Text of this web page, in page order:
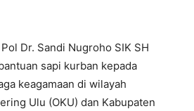
Dr. Sandi Nugroho SIK SH
sapi kurban kepada
keagamaan di wilayah
Ulu (OKU) dan Kabupaten